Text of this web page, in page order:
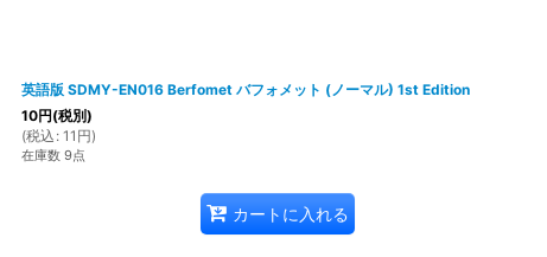
英語版 SDMY-EN016 Berfomet バフォメット (ノーマル) 1st Edition
10円(税別)
(税込 : 11 円)
在庫数 9点
カートに入れる